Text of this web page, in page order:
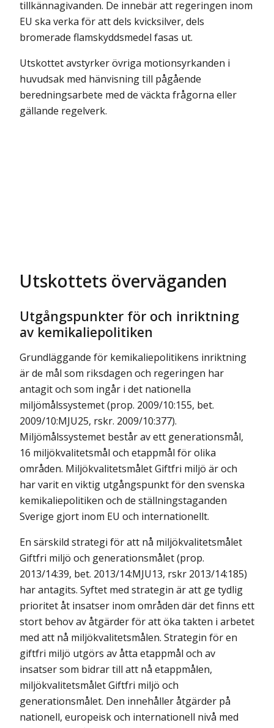
tillkännagivanden. De innebär att regeringen inom
EU ska verka för att dels kvicksilver, dels
bromerade flamskyddsmedel fasas ut.
Utskottet avstyrker övriga motionsyrkanden i
huvudsak med hänvisning till pågående
beredningsarbete med de väckta frågorna eller
gällande regelverk.
Utskottets överväganden
Utgångspunkter för och inriktning
av kemikaliepolitiken
Grundläggande för kemikaliepolitikens inriktning
är de mål som riksdagen och regeringen har
antagit och som ingår i det nationella
miljömålssystemet (prop. 2009/10:155, bet.
2009/10:MJU25, rskr. 2009/10:377).
Miljömålssystemet består av ett generationsmål,
16 miljökvalitetsmål och etappmål för olika
områden. Miljökvalitetsmålet Giftfri miljö är och
har varit en viktig utgångspunkt för den svenska
kemikaliepolitiken och de ställningstaganden
Sverige gjort inom EU och internationellt.
En särskild strategi för att nå miljökvalitetsmålet
Giftfri miljö och generationsmålet (prop.
2013/14:39, bet. 2013/14:MJU13, rskr 2013/14:185)
har antagits. Syftet med strategin är att ge tydlig
prioritet åt insatser inom områden där det finns ett
stort behov av åtgärder för att öka takten i arbetet
med att nå miljökvalitetsmålen. Strategin för en
giftfri miljö utgörs av åtta etappmål och av
insatser som bidrar till att nå etappmålen,
miljökvalitetsmålet Giftfri miljö och
generationsmålet. Den innehåller åtgärder på
nationell, europeisk och internationell nivå med